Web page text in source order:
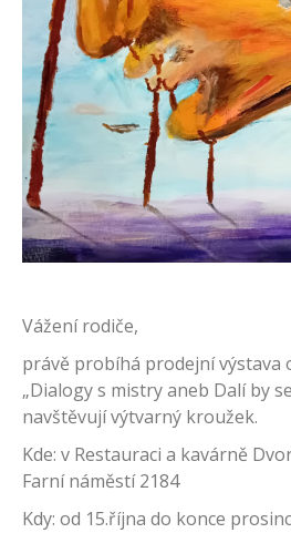
Vážení rodiče,
právě probíhá prodejní výstava
„Dialogy s mistry aneb Dalí by
navštěvují výtvarný kroužek.
Kde: v Restauraci a kavárně
Farní náměstí 2184
Kdy: od 15.října do konce